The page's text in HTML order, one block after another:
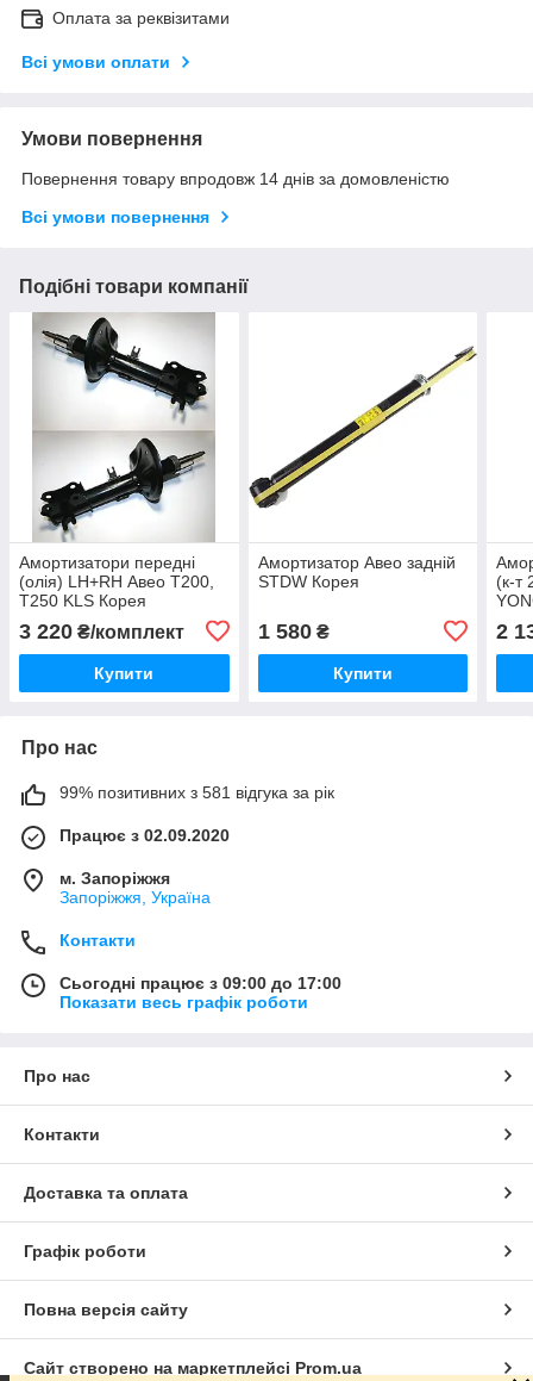
Оплата за реквізитами
Всі умови оплати
Умови повернення
Повернення товару впродовж 14 днів за домовленістю
Всі умови повернення
Подібні товари компанії
Амортизатори передні
(олія) LH+RH Авео Т200,
Т250 KLS Корея
3 220 ₴/комплект
Купити
Амортизатор Авео задній
STDW Корея
1 580₴
Купити
(к-т
2
Про нас
99% позитивних з 581 відгука за рік
Працює з 02.09.2020
м. Запоріжжя
Запоріжжя, Україна
Контакти
Сьогодні працює з 09:00 до 17:00
Показати весь графік роботи
Про нас
Контакти
Доставка та оплата
Графік роботи
Повна версія сайту
Сайт створено на маркетплейсі Prom.ua